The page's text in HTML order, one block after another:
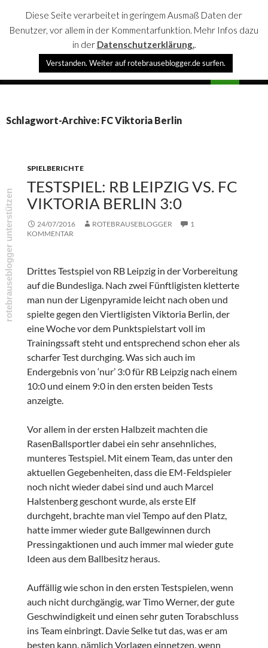
rotebrauseblogger
SPRINGE
Schlagwort-Archive: FC Viktoria Berlin
SPIELBERICHTE
TESTSPIEL: RB LEIPZIG VS. FC
VIKTORIA BERLIN 3:0
24/07/2016 ROTEBRAUSEBLOGGER
1
KOMMENTAR
Drittes Testspiel von RB Leipzig in der Vorbereitung
auf die Bundesliga. Nach zwei Fünftligisten kletterte
man nun der Ligenpyramide leicht nach oben und
spielte gegen den Viertligisten Viktoria Berlin, der
eine Woche vor dem Punktspielstart voll im
Trainingssaft steht und entsprechend schon eher als
scharfer Test durchging. Was sich auch im
Endergebnis von ‘nur’ 3:0 für RB Leipzig nach einem
10:0 und einem 9:0 in den ersten beiden Tests
anzeigte.
Vor allem in der ersten Halbzeit machten die
RasenBallsportler dabei ein sehr ansehnliches,
munteres Testspiel. Mit einem Team, das unter den
aktuellen Gegebenheiten, dass die EM-Feldspieler
noch nicht wieder dabei sind und auch Marcel
Halstenberg geschont wurde, als erste Elf
durchgeht, brachte man viel Tempo auf den Platz,
hatte immer wieder gute Ballgewinnen durch
Pressingaktionen und auch immer mal wieder gute
Ideen aus dem Ballbesitz heraus.
Auffällig wie schon in den ersten Testspielen, wenn
auch nicht durchgängig, war Timo Werner, der gute
Geschwindigkeit und einen sehr guten Torabschluss
ins Team einbringt. Davie Selke tut das, was er am
besten kann, nämlich Vorlagen einnetzen, wenn
Diese Seite verarbeitet in geringem Ausmaß Daten der
Benutzer, vor allem in der Kommentarfunktion. Mehr Infos dazu
in der Datenschutzerklärung..
Verstanden. Weiter auf rotebrauseblogger.de surfen.
rotebrauseblogger unterstützen